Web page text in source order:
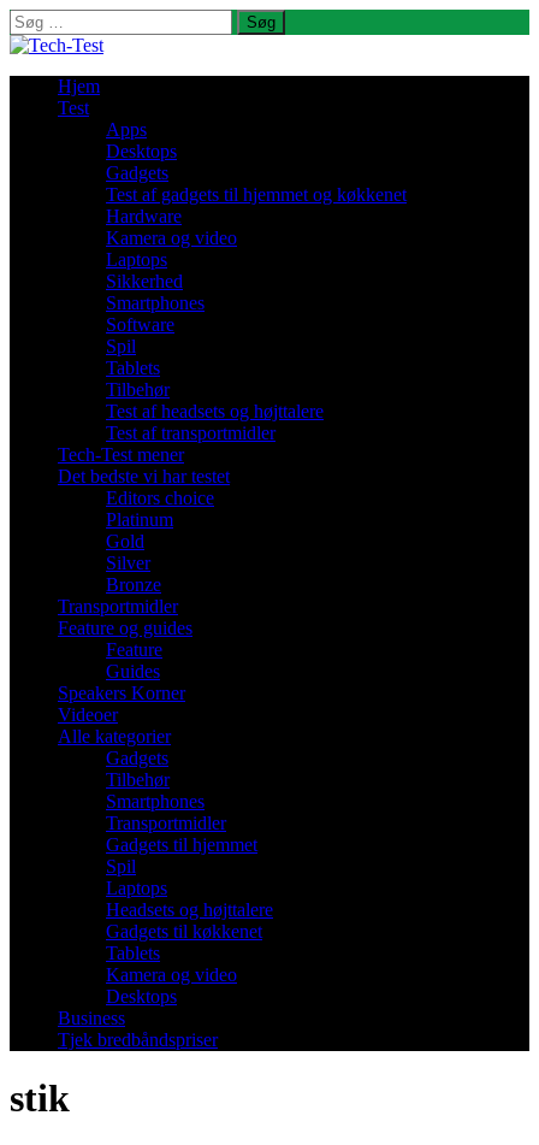
Søg
efter:
Hjem
Test
Apps
Desktops
Gadgets
Test af gadgets til hjemmet og køkkenet
Hardware
Kamera og video
Laptops
Sikkerhed
Smartphones
Software
Spil
Tablets
Tilbehør
Test af headsets og højttalere
Test af transportmidler
Tech-Test mener
Det bedste vi har testet
Editors choice
Platinum
Gold
Silver
Bronze
Transportmidler
Feature og guides
Feature
Guides
Speakers Korner
Videoer
Alle kategorier
Gadgets
Tilbehør
Smartphones
Transportmidler
Gadgets til hjemmet
Spil
Laptops
Headsets og højttalere
Gadgets til køkkenet
Tablets
Kamera og video
Desktops
Business
Tjek bredbåndspriser
stik